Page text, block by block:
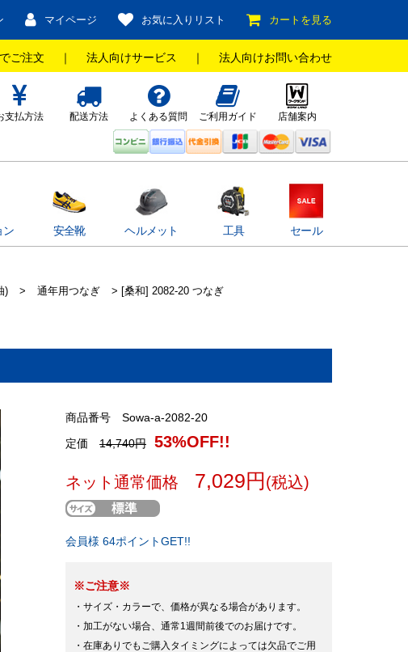
マイページ お気に入りリスト カートを見る
ご注文 ｜ 法人向けサービス ｜ 法人向けお問い合わせ
支払方法 配送方法 よくある質問 ご利用ガイド 店舗案内
ン 安全靴 ヘルメット 工具 セール
) > 通年用つなぎ > [桑和] 2082-20 つなぎ
商品番号 Sowa-a-2082-20
定価 14,740円 53%OFF!!
ネット通常価格 7,029円 (税込)
会員様 64ポイントGET!!
※ご注意※
・サイズ・カラーで、価格が異なる場合があります。
・加工がない場合、通常1週間前後でのお届けです。
・在庫ありでもご購入タイミングによっては欠品でご用